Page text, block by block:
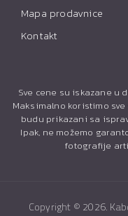
Mapa prodavnice
Kontakt
Sve cene su iskazane u
Maksimalno koristimo
budu prikazani sa
Ipak, ne možemo
fotografije
Copyright © 2026.